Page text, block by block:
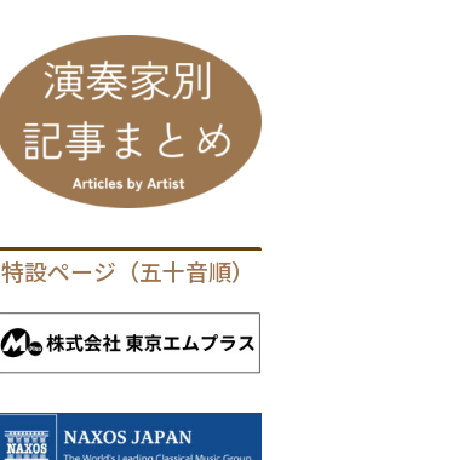
特設ページ（五十音順）